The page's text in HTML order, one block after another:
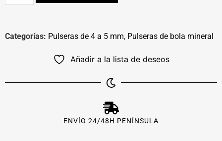
Categorías: Pulseras de 4 a 5 mm, Pulseras de bola mineral
Añadir a la lista de deseos
ENVÍO 24/48H PENÍNSULA